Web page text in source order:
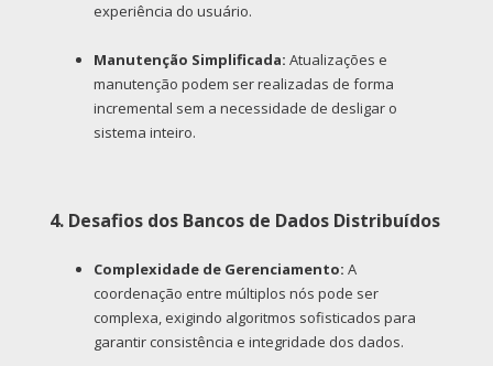
experiência do usuário.
Manutenção Simplificada: Atualizações e
manutenção podem ser realizadas de forma
incremental sem a necessidade de desligar o
sistema inteiro.
4. Desafios dos Bancos de Dados Distribuídos
Complexidade de Gerenciamento: A
coordenação entre múltiplos nós pode ser
complexa, exigindo algoritmos sofisticados para
garantir consistência e integridade dos dados.